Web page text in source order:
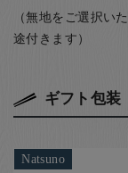
（無地をご選択い
途付きます）
ギフト包装
Natsuno